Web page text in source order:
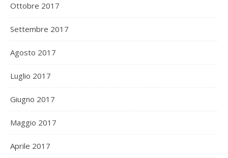
Ottobre 2017
Settembre 2017
Agosto 2017
Luglio 2017
Giugno 2017
Maggio 2017
Aprile 2017